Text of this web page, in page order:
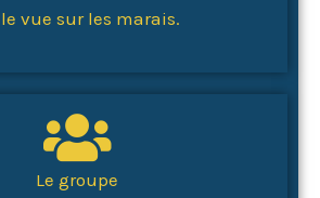
vue sur les marais.
Le groupe